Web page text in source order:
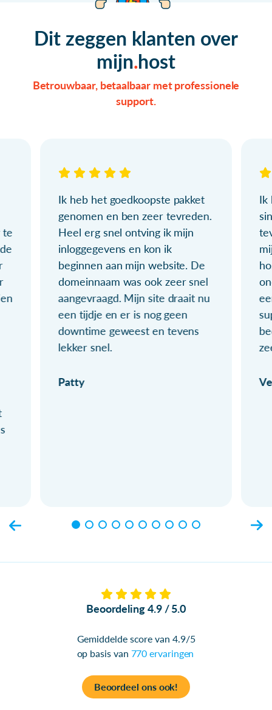
Dit zeggen klanten over
mijn host
Betrouwbaar, betaalbaar met professionele
support.
te
Ik heb het goedkoopste pakket
genomen en ben zeer tevreden.
Heel erg snel ontving ik mijn
inloggegevens en kon ik
beginnen aan mijn website. De
domeinnaam was ook zeer snel
aangevraagd. Mijn site draait nu
een tijdje en er is nog geen
downtime geweest en tevens
lekker snel.
Patty
Ik
Beoordeling 4.9 / 5.0
Gemiddelde score van 4.9/5
op basis van 770 ervaringen
Beoordeel ons ook!